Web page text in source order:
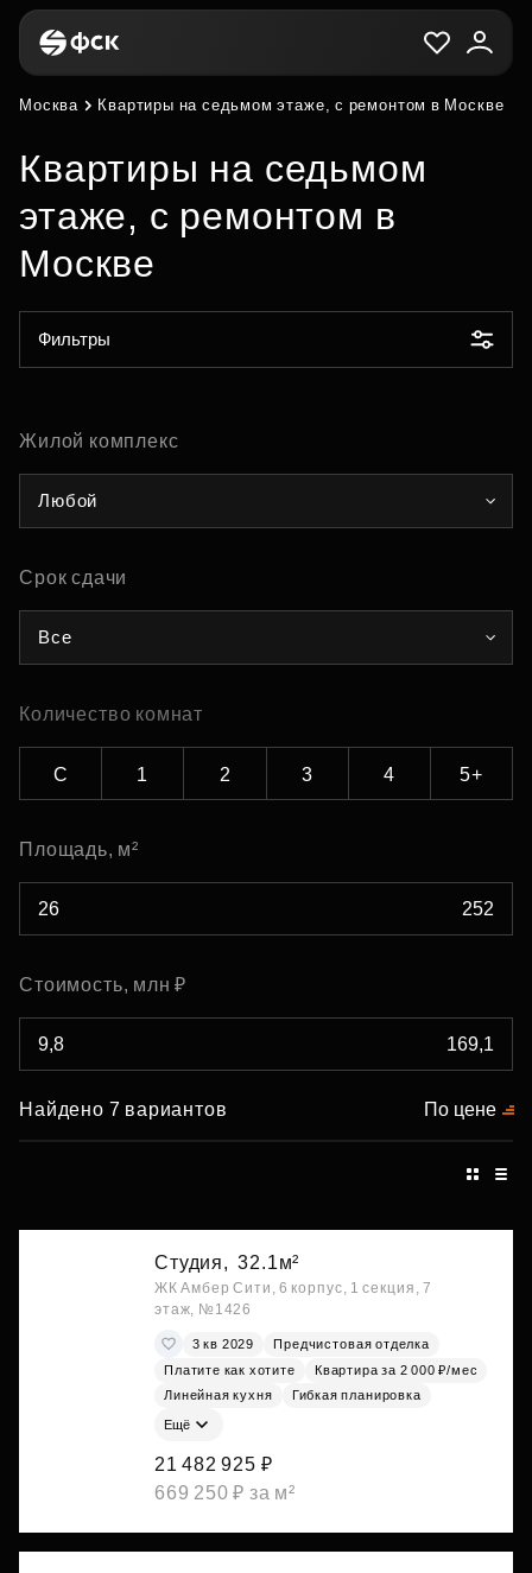
Москва Квартиры на седьмом этаже, с ремонтом в Москве
Квартиры на седьмом
этаже, с ремонтом в
Москве
Фильтры
Жилой комплекс
Любой
Срок сдачи
Все
Количество комнат
С 1 2 3 4 5+
Площадь, м²
Стоимость, млн ₽
Найдено 7 вариантов По цене
Студия, 32.1м²
ЖК Амбер Сити, 6 корпус, 1 секция, 7
этаж, №1426
3 кв 2029
Предчистовая отделка
Платите как хотите
Квартира за 2 000 ₽/мес
Линейная кухня
Гибкая планировка
Ещё
21 482 925 ₽
669 250 ₽ за м²